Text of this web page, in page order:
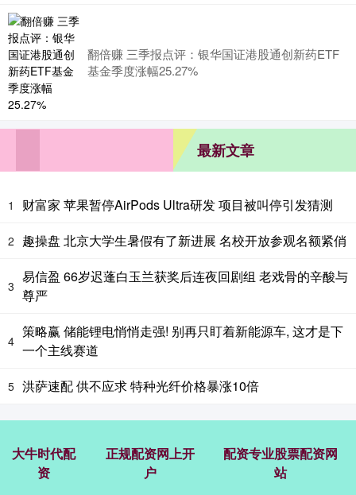
翻倍赚 三季报点评：银华国证港股通创新药ETF
基金季度涨幅25.27%
最新文章
1 财富家 苹果暂停AirPods Ultra研发 项目被叫停引发猜测
2 趣操盘 北京大学生暑假有了新进展 名校开放参观名额紧俏
3
易信盈 66岁迟蓬白玉兰获奖后连夜回剧组 老戏骨的辛酸与
尊严
4
策略赢 储能锂电悄悄走强! 别再只盯着新能源车, 这才是下
一个主线赛道
5 洪萨速配 供不应求 特种光纤价格暴涨10倍
大牛时代配
资
正规配资网上开
户
配资专业股票配资网
站